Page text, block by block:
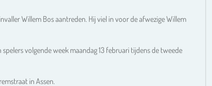
Willem Bos aantreden. Hij viel in voor de afwezige Willem
volgende week maandag 13 februari tijdens de tweede
in Assen.